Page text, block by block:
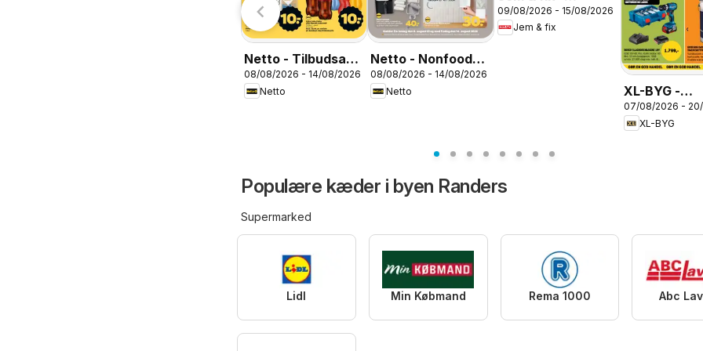
Netto - Tilbudsavis
uge 33
08/08/2026 - 14/08/2026
Netto
Netto - Nonfood
uge 33
08/08/2026 - 14/08/2026
Netto
Tilbudsavis uge 33
09/08/2026 - 15/08/2026
Jem & fix
XL-BYG -
Tilbudsavis
07/08/2026 -
XL-BYG
Populære kæder i byen Randers
Supermarked
Lidl Min Købmand Rema 1000 Abc